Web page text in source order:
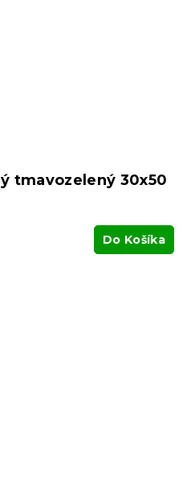
tmavozelený 30x50
Do Košíka